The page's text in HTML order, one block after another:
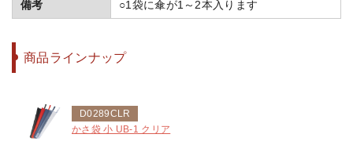
備考 ○1袋に傘が1～2本入ります
商品ラインナップ
D0289CLR
かさ袋 小 UB-1 クリア